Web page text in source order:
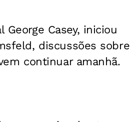
Casey, iniciou
discussões sobre
continuar amanhã.